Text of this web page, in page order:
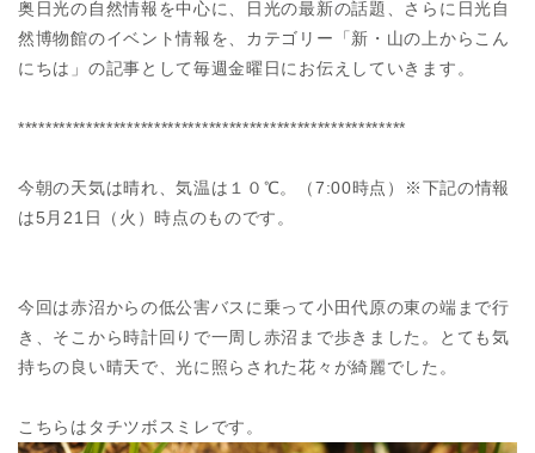
奥日光の自然情報を中心に、日光の最新の話題、さらに日光自
然博物館のイベント情報を、カテゴリー「新・山の上からこん
にちは」の記事として毎週金曜日にお伝えしていきます。
*********************************************************
今朝の天気は晴れ、気温は１０℃。（7:00時点）※下記の情報
は5月21日（火）時点のものです。
今回は赤沼からの低公害バスに乗って小田代原の東の端まで行
き、そこから時計回りで一周し赤沼まで歩きました。とても気
持ちの良い晴天で、光に照らされた花々が綺麗でした。
こちらはタチツボスミレです。